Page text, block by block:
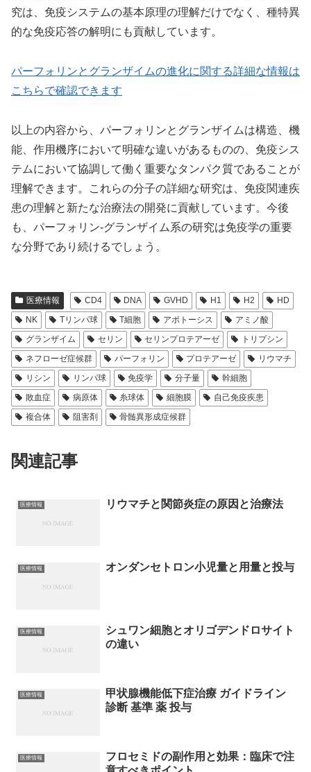
究は、免疫システムの基本原理の理解だけでなく、種特異
的な免疫応答の解明にも貢献しています。
パーフォリンとグランザイムの進化に関する詳細な情報は
こちらで確認できます
以上の内容から、パーフォリンとグランザイムは構造、機
能、作用機序において明確な違いがあるものの、免疫シス
テムにおいて協調して働く重要なタンパク質であることが
理解できます。これらの分子の詳細な研究は、免疫関連疾
患の理解と新たな治療法の開発に貢献しています。今後
も、パーフォリン-グランザイム系の研究は免疫学の重要
な分野であり続けるでしょう。
医療情報 CD4 DNA GVHD H1 H2
HD
NK
Tリンパ球 T細胞 アポトーシス
アミノ酸
グランザイム
セリン セリンプロテアーゼ
トリプシン
ネフローゼ症候群
パーフォリン プロテアーゼ
リウマチ
リシン
リンパ球 免疫学 分子量
幹細胞
敗血症
病原体 糸球体 細胞膜
自己免疫疾患
複合体
阻害剤 骨髄異形成症候群
関連記事
医療情報 リウマチと関節炎症の原因と治療法
医療情報 オンダンセトロン小児量と用量と投与
医療情報
シュワン細胞とオリゴデンドロサイト
の違い
医療情報
甲状腺機能低下症治療 ガイドライン
診断 基準 薬 投与
医療情報
フロセミドの副作用と効果：臨床で注